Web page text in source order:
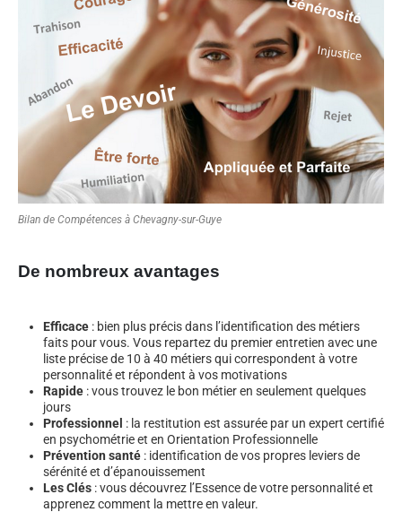
Bilan de Compétences à Chevagny-sur-Guye
De nombreux avantages
Efficace : bien plus précis dans l’identification des métiers
faits pour vous. Vous repartez du premier entretien avec une
liste précise de 10 à 40 métiers qui correspondent à votre
personnalité et répondent à vos motivations
Rapide : vous trouvez le bon métier en seulement quelques
jours
Professionnel : la restitution est assurée par un expert certifié
en psychométrie et en Orientation Professionnelle
Prévention santé : identification de vos propres leviers de
sérénité et d’épanouissement
Les Clés : vous découvrez l’Essence de votre personnalité et
apprenez comment la mettre en valeur.